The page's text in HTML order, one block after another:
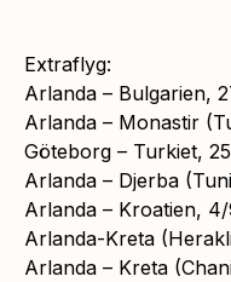
Extraflyg:
Arlanda – Bulgarien,
Arlanda – Monastir
Göteborg – Turkiet,
Arlanda – Djerba
Arlanda – Kroatien,
Arlanda-Kreta
Arlanda – Kreta